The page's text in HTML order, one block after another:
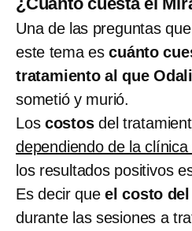
Una de las preguntas
este tema escuánto
tratamiento al que
sometió y murió.
Los costosdel
dependiendo de la clínica
los resultados positivos
Es decir queel costo
durante las sesiones a